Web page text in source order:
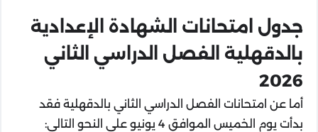
جدول امتحانات الشهادة الإعدادية
بالدقهلية الفصل الدراسي الثاني
2026
أما عن امتحانات الفصل الدراسي الثاني بالدقهلية فقد
بدأت يوم الخميس الموافق 4 يونيو على النحو التالي: